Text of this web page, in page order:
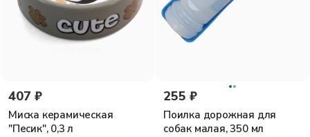
407 ₽
Миска керамическая
"Песик", 0,3 л
255 ₽
Поилка дорожная для
собак малая, 350 мл